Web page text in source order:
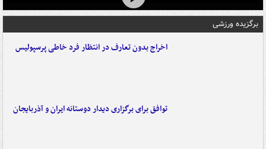
برگزیده ورزشی
اخراج بدون تعارف در انتظار فرد خاطی پرسپولیس
توافق برای برگزاری دیدار دوستانه ایران و آذربایجان